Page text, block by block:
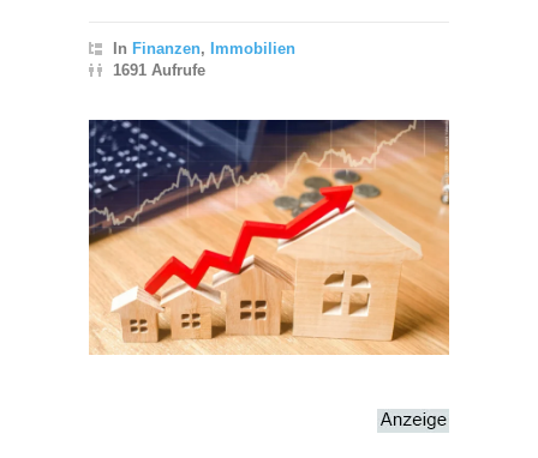
In Finanzen,
Immobilien
1691 Aufrufe